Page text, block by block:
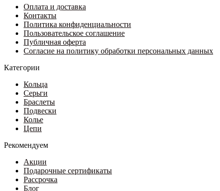
можно
выбрать
на
странице
товара.
890 ₽
61
594 ₽
Оплата и доставка
Контакты
Политика конфиденциальности
Пользовательское соглашение
Публичная оферта
Согласие на политику обработки персональных данных
Категории
Кольца
Серьги
Браслеты
Подвески
Колье
Цепи
Рекомендуем
Акции
Подарочные сертификаты
Рассрочка
Блог